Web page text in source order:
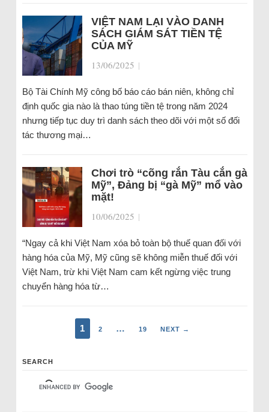
VIỆT NAM LẠI VÀO DANH
SÁCH GIÁM SÁT TIỀN TỆ
CỦA MỸ
13/06/2025 |
Bộ Tài Chính Mỹ công bố báo cáo bán niên, không chỉ
định quốc gia nào là thao túng tiền tệ trong năm 2024
nhưng tiếp tục duy trì danh sách theo dõi với một số đối
tác thương mại…
Chơi trò “cõng rắn Tàu cắn gà
Mỹ”, Đảng bị “gà Mỹ” mổ vào
mặt!
10/06/2025 |
“Ngay cả khi Việt Nam xóa bỏ toàn bộ thuế quan đối với
hàng hóa của Mỹ, Mỹ cũng sẽ không miễn thuế đối với
Việt Nam, trừ khi Việt Nam cam kết ngừng việc trung
chuyển hàng hóa từ…
1 2 … 19 NEXT →
SEARCH